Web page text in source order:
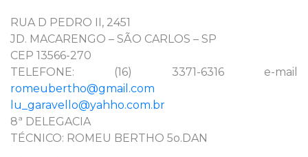
RUA D PEDRO II, 2451
JD. MACARENGO – SÃO CARLOS – SP
CEP 13566-270
TELEFONE: (16) 3371-6316 e-mail
romeubertho@gmail.com
lu_garavello@yahho.com.br
8ª DELEGACIA
TÉCNICO: ROMEU BERTHO 5o.DAN